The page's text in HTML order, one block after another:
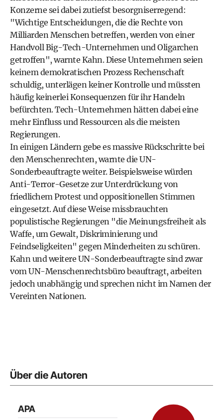
Konzerne sei dabei zutiefst besorgniserregend:
"Wichtige Entscheidungen, die die Rechte von
Milliarden Menschen betreffen, werden von einer
Handvoll Big-Tech-Unternehmen und Oligarchen
getroffen", warnte Kahn. Diese Unternehmen seien
keinem demokratischen Prozess Rechenschaft
schuldig, unterlägen keiner Kontrolle und müssten
häufig keinerlei Konsequenzen für ihr Handeln
befürchten. Tech-Unternehmen hätten dabei eine
mehr Einfluss und Ressourcen als die meisten
Regierungen.
In einigen Ländern gebe es massive Rückschritte bei
den Menschenrechten, warnte die UN-
Sonderbeauftragte weiter. Beispielsweise würden
Anti-Terror-Gesetze zur Unterdrückung von
friedlichem Protest und oppositionellen Stimmen
eingesetzt. Auf diese Weise missbrauchten
populistische Regierungen "die Meinungsfreiheit als
Waffe, um Gewalt, Diskriminierung und
Feindseligkeiten" gegen Minderheiten zu schüren.
Kahn und weitere UN-Sonderbeauftragte sind zwar
vom UN-Menschenrechtsbüro beauftragt, arbeiten
jedoch unabhängig und sprechen nicht im Namen der
Vereinten Nationen.
Über die Autoren
APA